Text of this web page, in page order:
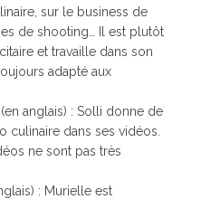
sur le business de
de shooting… Il est plutôt
et travaille dans son
adapté aux
(en anglais) : Solli donne de
culinaire dans ses vidéos.
ne sont pas très
: Murielle est